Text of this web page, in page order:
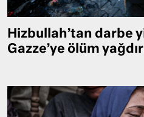
Hizbullah’tan darbe
Gazze’ye ölüm